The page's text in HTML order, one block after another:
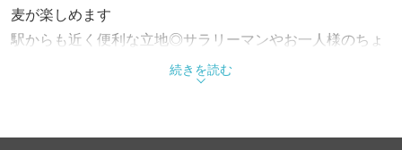
麦が楽しめます
駅からも近く便利な立地◎サラリーマンやお一人様のちょ
・【2H飲み放題付！】天ぷら盛合せ＆自慢の蕎麦など料理
続きを読む